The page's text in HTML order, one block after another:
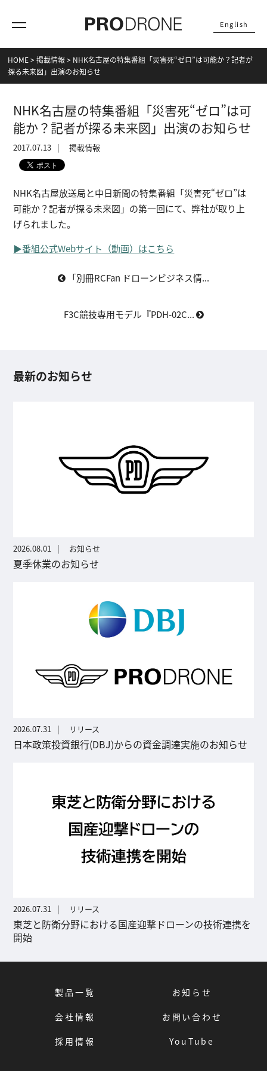
English
HOME>掲載情報 > NHK名古屋の特集番組「災害死“ゼロ”は可能か？記者が
探る未来図」出演のお知らせ
NHK名古屋の特集番組「災害死“ゼロ”は可
能か？記者が探る未来図」出演のお知らせ
2017.07.13 掲載情報
NHK名古屋放送局と中日新聞の特集番組「災害死“ゼロ”は
可能か？記者が探る未来図」の第一回にて、弊社が取り上
げられました。
▶番組公式Webサイト（動画）はこちら
「別冊RCFan ドローンビジネス情...
F3C競技専用モデル『PDH-02C...
最新のお知らせ
2026.08.01 お知らせ
夏季休業のお知らせ
2026.07.31 リリース
日本政策投資銀行(DBJ)からの資金調達実施のお知らせ
2026.07.31 リリース
東芝と防衛分野における国産迎撃ドローンの技術連携を
開始
製品一覧 お知らせ
会社情報 お問い合わせ
採用情報 YouTube